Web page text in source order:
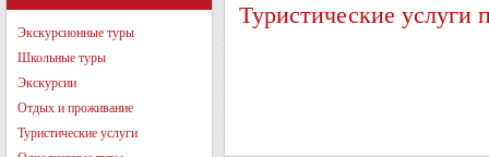
Экскурсионные туры
Школьные туры
Экскурсии
Отдых и проживание
Туристические услуги
Туристические услуги